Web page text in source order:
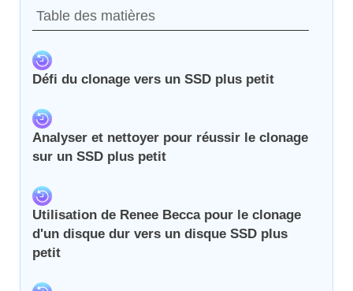
Table des matières
Défi du clonage vers un SSD plus petit
Analyser et nettoyer pour réussir le clonage
sur un SSD plus petit
Utilisation de Renee Becca pour le clonage
d'un disque dur vers un disque SSD plus
petit